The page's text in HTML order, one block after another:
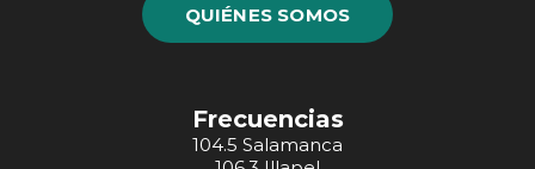
QUIÉNES SOMOS
Frecuencias
104.5 Salamanca